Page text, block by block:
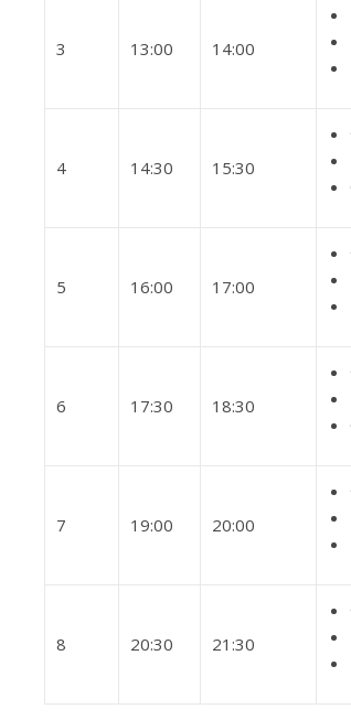
3 13:00 14:00
4 14:30 15:30
5 16:00 17:00
6 17:30 18:30
7 19:00 20:00
8 20:30 21:30